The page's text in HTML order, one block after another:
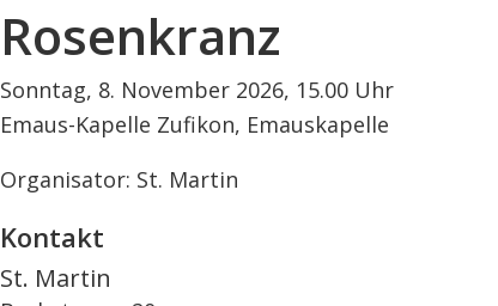
Rosenkranz
Sonntag, 8. November 2026, 15.00 Uhr
Emaus-Kapelle Zufikon, Emauskapelle
Organisator: St. Martin
Kontakt
St. Martin